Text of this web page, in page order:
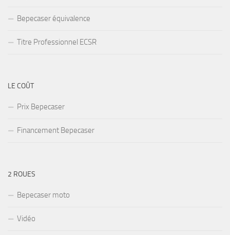
Bepecaser équivalence
Titre Professionnel ECSR
LE COÛT
Prix Bepecaser
Financement Bepecaser
2 ROUES
Bepecaser moto
Vidéo